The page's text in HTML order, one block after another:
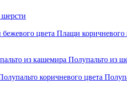
цвета Плащи коричневого
из кашемира Полупальто из
коричневого цвета